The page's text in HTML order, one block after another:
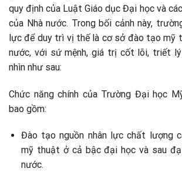
quy định của Luật Giáo dục Đại học và
của Nhà nước. Trong bối cảnh này,
lực để duy trì vị thế là cơ sở đào tạo mỹ
nước, với sứ mệnh, giá trị cốt lõi, triết
nhìn như sau:
Chức năng chính của Trường Đại học
bao gồm:
Đào tạo nguồn nhân lực chất lượng
mỹ thuật ở cả bậc đại học và sau
nước.